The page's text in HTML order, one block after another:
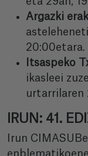
Argazki
20:00etara.
Itsaspeko
ikasleei
urtarrilaren
IRUN: 41.
Irun